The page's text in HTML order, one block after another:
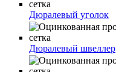
Дюралевый уголок
Дюралевый швеллер